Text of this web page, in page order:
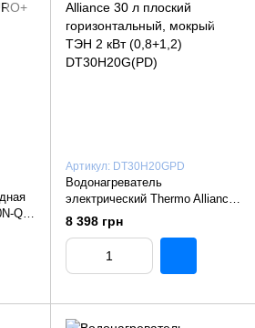
QB
Артикул: DT30H20GPD
Водонагреватель
электрический Thermo Alliance
30 л плоский горизонтальный,
мокрый ТЭН 2 кВт (0,8+1,2)
8 398 грн